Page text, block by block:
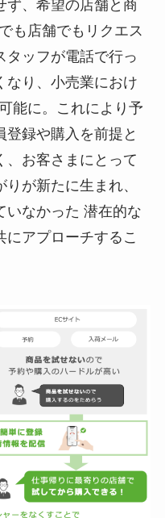
ず、希望の店舗と商
も店舗でもリクエス
タッフが電話で行っ
なり、小売業におけ
能に。これにより予
録や購入を前提と
、お客さまにとって
が新たに生まれ、
いなかった 潜在的な
にアプローチするこ